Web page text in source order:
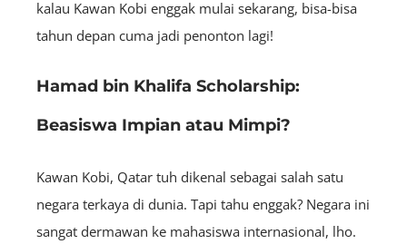
kalau Kawan Kobi enggak mulai sekarang, bisa-bisa
tahun depan cuma jadi penonton lagi!
Hamad bin Khalifa Scholarship:
Beasiswa Impian atau Mimpi?
Kawan Kobi, Qatar tuh dikenal sebagai salah satu
negara terkaya di dunia. Tapi tahu enggak? Negara ini
sangat dermawan ke mahasiswa internasional, lho.